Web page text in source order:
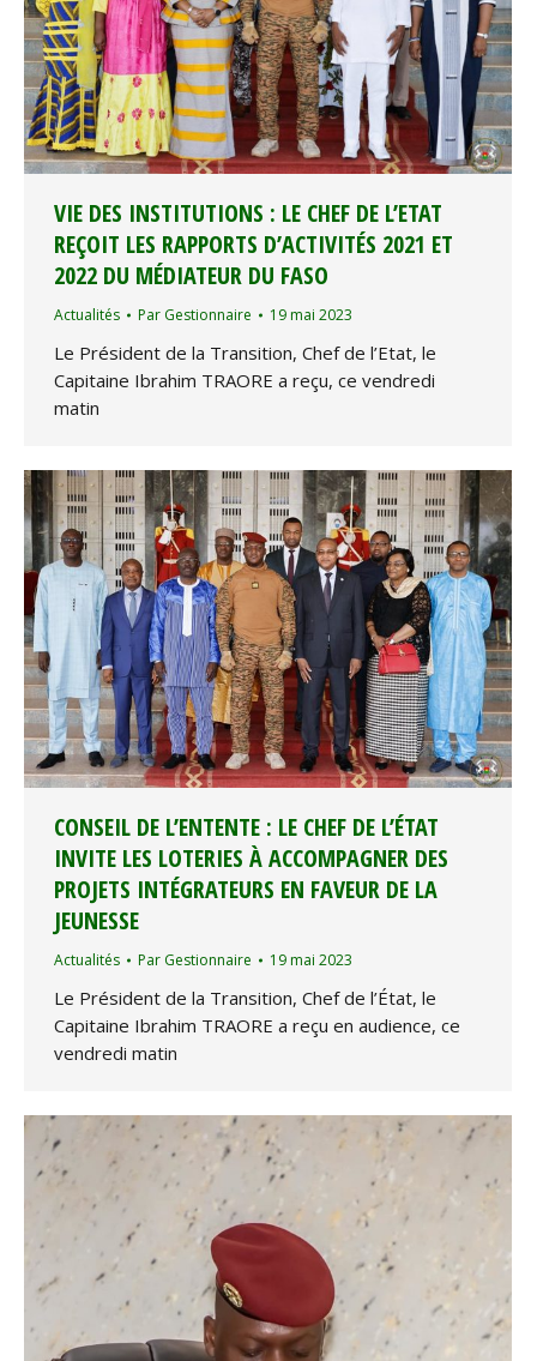
VIE DES INSTITUTIONS : LE CHEF DE L’ETAT
REÇOIT LES RAPPORTS D’ACTIVITÉS 2021 ET
2022 DU MÉDIATEUR DU FASO
Actualités Par Gestionnaire 19 mai 2023
Le Président de la Transition, Chef de l’Etat, le
Capitaine Ibrahim TRAORE a reçu, ce vendredi
matin
CONSEIL DE L’ENTENTE : LE CHEF DE L’ÉTAT
INVITE LES LOTERIES À ACCOMPAGNER DES
PROJETS INTÉGRATEURS EN FAVEUR DE LA
JEUNESSE
Actualités Par Gestionnaire 19 mai 2023
Le Président de la Transition, Chef de l’État, le
Capitaine Ibrahim TRAORE a reçu en audience, ce
vendredi matin